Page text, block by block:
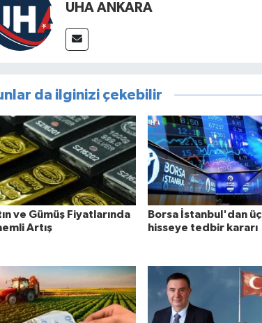
UHA ANKARA
da ilginizi çekebilir
ve Gümüş Fiyatlarında
Artış
Borsa İstanbul'dan üç
hisseye tedbir kararı